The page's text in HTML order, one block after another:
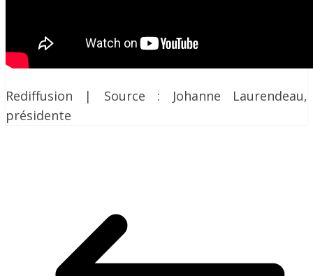
Rediffusion | Source : Johanne Laurendeau,
présidente